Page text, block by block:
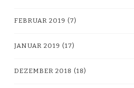
FEBRUAR 2019 (7)
JANUAR 2019 (17)
DEZEMBER 2018 (18)